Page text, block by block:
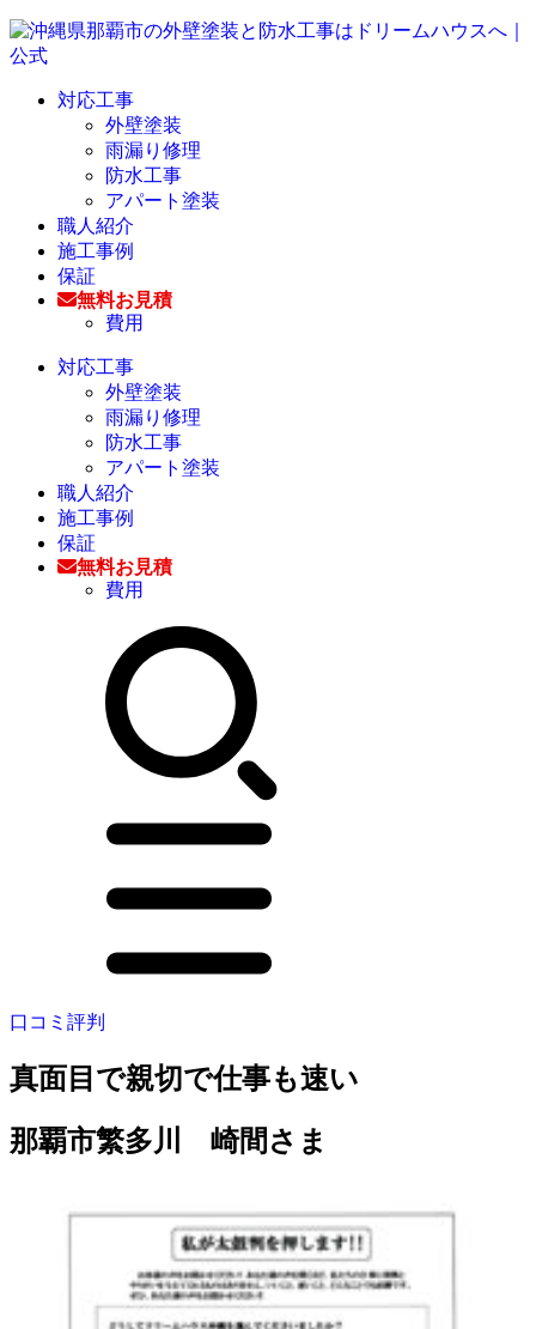
対応工事
外壁塗装
雨漏り修理
防水工事
アパート塗装
職人紹介
施工事例
保証
無料お見積
費用
対応工事
外壁塗装
雨漏り修理
防水工事
アパート塗装
職人紹介
施工事例
保証
無料お見積
費用
口コミ評判
真面目で親切で仕事も速い
那覇市繁多川 崎間さま